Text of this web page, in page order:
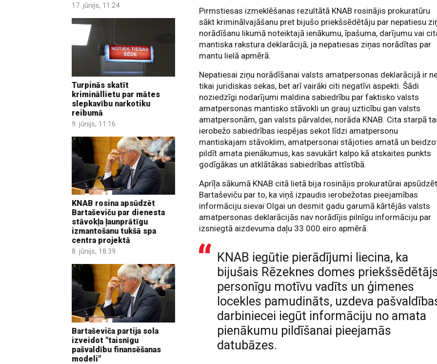
17. jūnijs, 11:24
Turpinās skatīt
krimināllietu par mātes
slepkavību narkotiku
reibumā
9. jūnijs, 11:16
KNAB rosina apsūdzēt
Bartaševiču par dienesta
stāvokļa ļaunprātīgu
izmantošanu tukšā spa
centra projektā
8. jūnijs, 18:39
Bartaševiča partija sola
izveidot "taisnīgu
pašvaldību finansēšanas
modeli"
Pirmstiesas izmeklēšanas rezultātā KNAB rosinājis prokuratūru
sākt kriminālvajāšanu pret bijušo priekšsēdētāju par nepatiesu
norādīšanu likumā noteiktajā ienākumu, īpašuma, darījumu vai
mantiska rakstura deklarācijā, ja nepatiesas ziņas norādītas par
mantu lielā apmērā.
Nepatiesai ziņu norādīšanai valsts amatpersonas deklarācijā ir
tikai juridiskas sekas, bet arī vairāki citi negatīvi aspekti. Šādi
noziedzīgi nodarījumi maldina sabiedrību par faktisko valsts
amatpersonas mantisko stāvokli un grauj uzticību gan valsts
amatpersonām, gan valsts pārvaldei, norāda KNAB. Cita starpā
ierobežo sabiedrības iespējas sekot līdzi amatpersonu
mantiskajam stāvoklim, amatpersonai stājoties amatā un
pildīt amata pienākumus, kas savukārt kalpo kā atskaites punkts
godīgākas un atklātākas sabiedrības attīstībā.
Aprīļa sākumā KNAB citā lietā bija rosinājis prokuratūrai apsūdzēt
Bartaševiču par to, ka viņš izpaudis ierobežotas pieejamības
informāciju sievai Olgai un desmit gadu garumā kārtējās valsts
amatpersonas deklarācijās nav norādījis pilnīgu informāciju par
izsniegtā aizdevuma daļu 33 000 eiro apmērā.
KNAB iegūtie pierādījumi liecina, ka
bijušais Rēzeknes domes
personīgu motīvu vadīts un ģimenes
locekles pamudināts, uzdeva
darbiniecei iegūt informāciju no amata
pienākumu pildīšanai pieejamās
datubāzes.